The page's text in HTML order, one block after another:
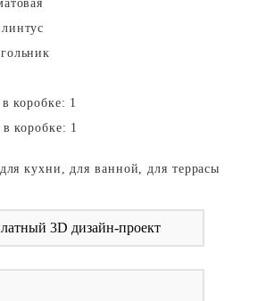
коробке: 1
коробке: 1
кухни, для ванной, для террасы
3D дизайн-проект